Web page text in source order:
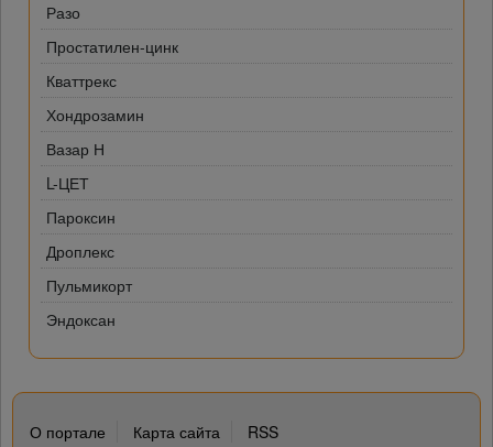
Разо
Простатилен-цинк
Кваттрекс
Хондрозамин
Вазар Н
L-ЦЕТ
Пароксин
Дроплекс
Пульмикорт
Эндоксан
О портале Карта сайта RSS